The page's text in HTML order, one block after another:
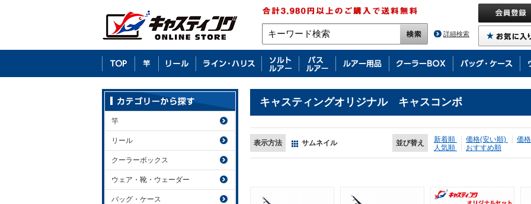
詳細検索
キャスティングオリジナル キャスコンボ
表示方法 サムネイル 並び替え 新着順 価格(安い順)
価
人気順
おすすめ順
竿
リール
クーラーボックス
ウェア・靴・ウェーダー
バッグ・ケース